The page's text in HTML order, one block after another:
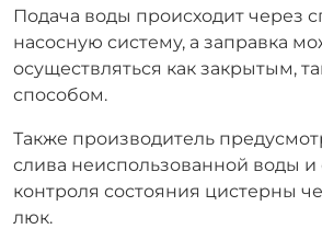
Подача воды происходит через
насосную систему, а заправка
осуществляться как закрытым,
способом.
Также производитель
слива неиспользованной воды и
контроля состояния цистерны
люк.